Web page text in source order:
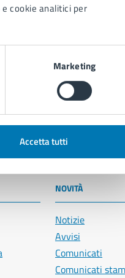
cookie analitici per
Marketing
Accetta tutti
NOVITÀ
Notizie
Avvisi
Comunicati
Comunicati